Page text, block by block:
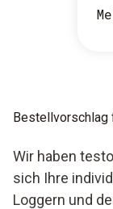
Bestellvorschlag
Wir haben
sich Ihre
Loggern und